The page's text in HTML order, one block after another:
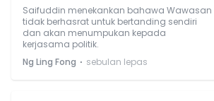
Saifuddin menekankan bahawa Wawasan
tidak berhasrat untuk bertanding sendiri
dan akan menumpukan kepada
kerjasama politik.
Ng Ling Fong ⋅ sebulan lepas